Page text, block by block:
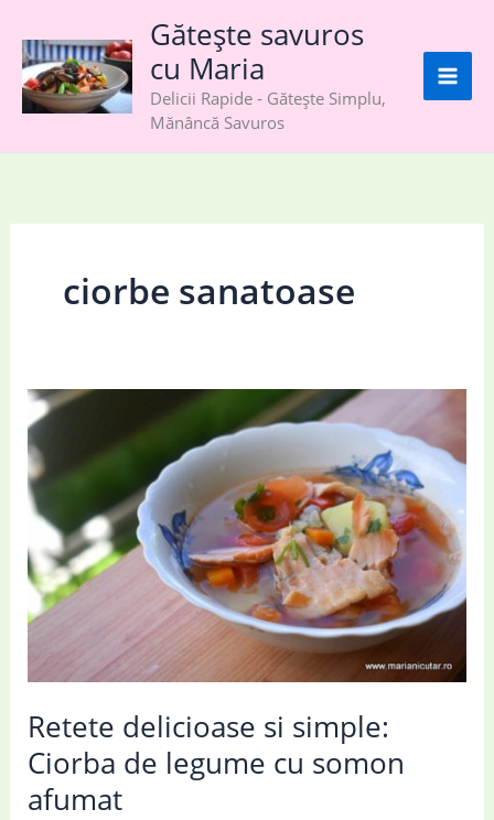
content
Gătește savuros
cu Maria
Delicii Rapide - Gătește Simplu,
Mănâncă Savuros
ciorbe sanatoase
Retete delicioase si simple:
Ciorba de legume cu somon
afumat